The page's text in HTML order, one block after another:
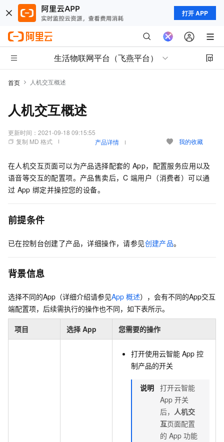
打开 APP
生活物联网平台（飞燕平台）
首页 人机交互概述
人机交互概述
更新时间： 2021-09-18 09:15:55
复制 MD 格式
产品详情 我的收藏
在人机交互页面可以为产品选择配套的 App，配置服务应用以及
语音等交互的配置项。产品售卖后，C 端用户（消费者）可以通
过 App 绑定并操控您的设备。
前提条件
已在控制台创建了产品，详细操作，请参见创建产品。
背景信息
选择不同的App（详细介绍请参见App 概述），会有不同的App交互
端配置项，后续需执行的操作也不同，如下表所示。
项目 选择 App 您需要的操作
打开使用云智能 App 控
制产品的开关
说明 打开云智能
App 开关
后， 人机交
互页面配置
的 App 功能